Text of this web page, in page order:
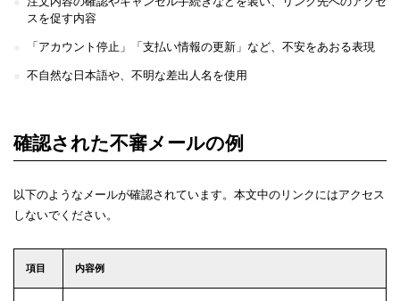
スを促す内容
「アカウント停止」「支払い情報の更新」など、不安をあおる表現
不自然な日本語や、不明な差出人名を使用
確認された不審メールの例
以下のようなメールが確認されています。本文中のリンクにはアクセス
しないでください。
項目 内容例